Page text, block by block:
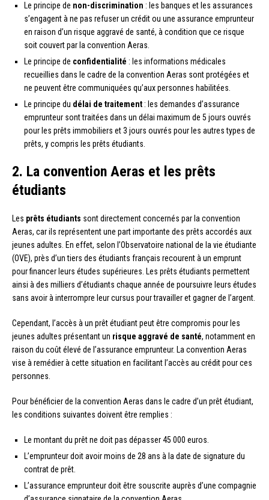
Le principe de non-discrimination : les banques et les assurances
s’engagent à ne pas refuser un crédit ou une assurance emprunteur
en raison d’un risque aggravé de santé, à condition que ce risque
soit couvert par la convention Aeras.
Le principe de confidentialité : les informations médicales
recueillies dans le cadre de la convention Aeras sont protégées et
ne peuvent être communiquées qu’aux personnes habilitées.
Le principe du délai de traitement : les demandes d’assurance
emprunteur sont traitées dans un délai maximum de 5 jours ouvrés
pour les prêts immobiliers et 3 jours ouvrés pour les autres types de
prêts, y compris les prêts étudiants.
2. La convention Aeras et les prêts
étudiants
Les prêts étudiants sont directement concernés par la convention
Aeras, car ils représentent une part importante des prêts accordés aux
jeunes adultes. En effet, selon l’Observatoire national de la vie étudiante
(OVE), près d’un tiers des étudiants français recourent à un emprunt
pour financer leurs études supérieures. Les prêts étudiants permettent
ainsi à des milliers d’étudiants chaque année de poursuivre leurs études
sans avoir à interrompre leur cursus pour travailler et gagner de l’argent.
Cependant, l’accès à un prêt étudiant peut être compromis pour les
jeunes adultes présentant un risque aggravé de santé, notamment en
raison du coût élevé de l’assurance emprunteur. La convention Aeras
vise à remédier à cette situation en facilitant l’accès au crédit pour ces
personnes.
Pour bénéficier de la convention Aeras dans le cadre d’un prêt étudiant,
les conditions suivantes doivent être remplies :
Le montant du prêt ne doit pas dépasser 45 000 euros.
L’emprunteur doit avoir moins de 28 ans à la date de signature du
contrat de prêt.
L’assurance emprunteur doit être souscrite auprès d’une compagnie